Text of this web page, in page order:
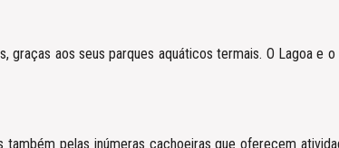
aos seus parques aquáticos termais. O Lagoa e
pelas inúmeras cachoeiras que oferecem